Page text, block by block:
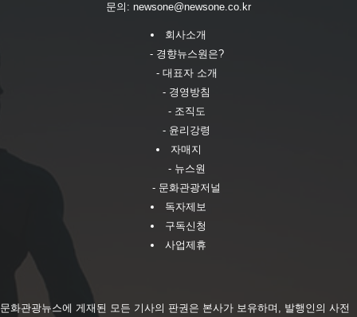
문의: newsone@newsone.co.kr
회사소개
- 경향뉴스원은?
- 대표자 소개
- 경영방침
- 조직도
- 윤리강령
자매지
- 뉴스원
- 문화관광저널
독자제보
구독신청
사업제휴
문화관광뉴스에 게재된 모든 기사의 판권은 본사가 보유하며, 발행인의 사전